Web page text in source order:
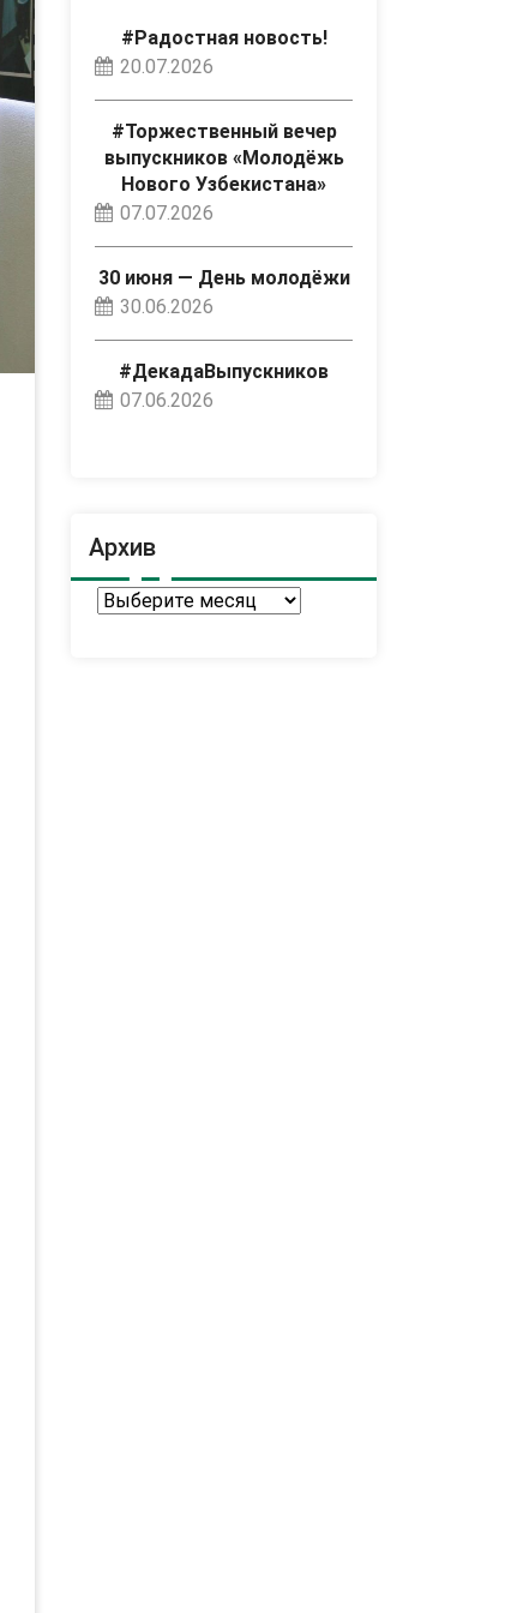
#Радостная новость!
20.07.2026
#Торжественный вечер
выпускников «Молодёжь
Нового Узбекистана»
07.07.2026
30 июня — День молодёжи
30.06.2026
#ДекадаВыпускников
07.06.2026
Архив
Архив